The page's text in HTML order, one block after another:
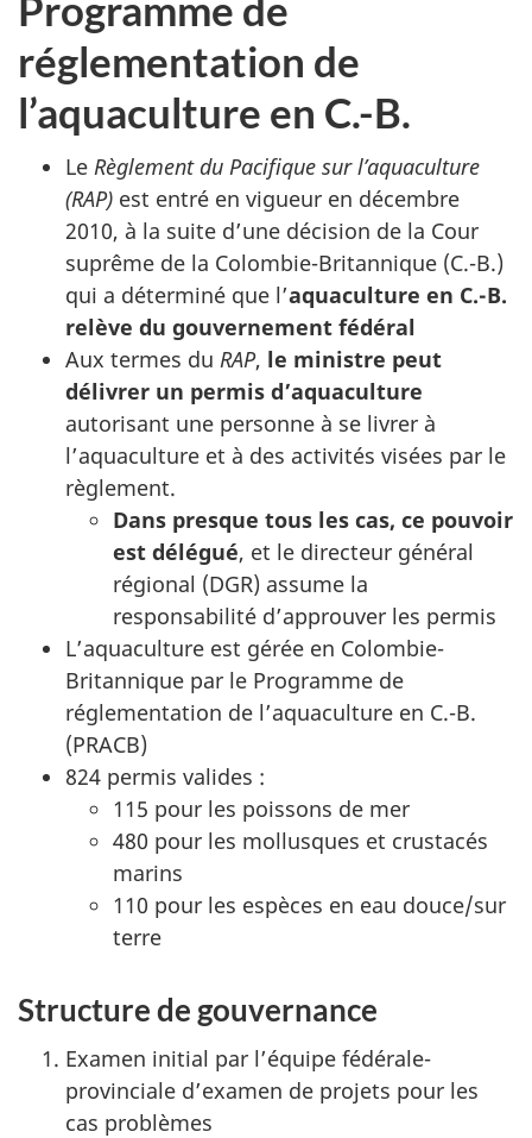
réglementation de
l’aquaculture en C.-B.
Le Règlement du Pacifique sur l’aquaculture
(RAP) est entré en vigueur en décembre
2010, à la suite d’une décision de la Cour
suprême de la Colombie-Britannique (C.-B.)
qui a déterminé que l’aquaculture en C.-B.
relève du gouvernement fédéral
Aux termes du RAP, le ministre peut
délivrer un permis d’aquaculture
autorisant une personne à se livrer à
l’aquaculture et à des activités visées par le
règlement.
Dans presque tous les cas, ce pouvoir
est délégué, et le directeur général
régional (DGR) assume la
responsabilité d’approuver les permis
L’aquaculture est gérée en Colombie-
Britannique par le Programme de
réglementation de l’aquaculture en C.-B.
(PRACB)
824 permis valides :
115 pour les poissons de mer
480 pour les mollusques et crustacés
marins
110 pour les espèces en eau douce/sur
terre
Structure de gouvernance
Examen initial par l’équipe fédérale-
provinciale d’examen de projets pour les
cas problèmes